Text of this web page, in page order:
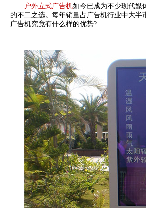
户外立式广告机如今已成为不少现代媒
的不二之选。每年销量占广告机行业中大半
广告机究竟有什么样的优势?